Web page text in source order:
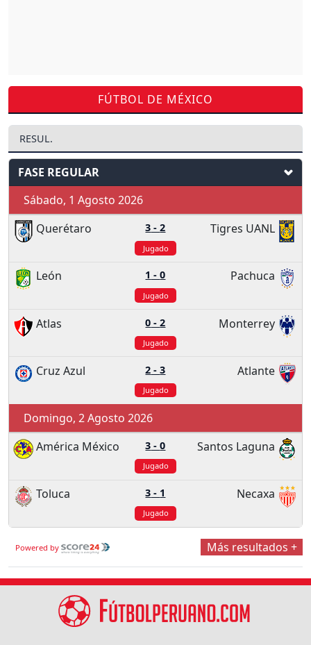
FÚTBOL DE MÉXICO
RESUL.
FASE REGULAR
Sábado, 1 Agosto 2026
Querétaro
3 -2 Tigres UANL
Jugado
León 1 -0 Pachuca
Jugado
Atlas 0 -2 Monterrey
Jugado
Cruz Azul 2 -3 Atlante
Jugado
Domingo, 2 Agosto 2026
América México
3 -0 Santos Laguna
Jugado
Toluca 3 - 1 Necaxa
Jugado
Powered by Más resultados +